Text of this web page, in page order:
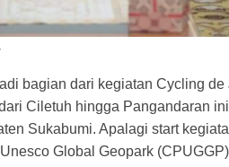
bagian dari kegiatan Cycling de
Ciletuh hingga Pangandaran
Sukabumi. Apalagi start
Global Geopark